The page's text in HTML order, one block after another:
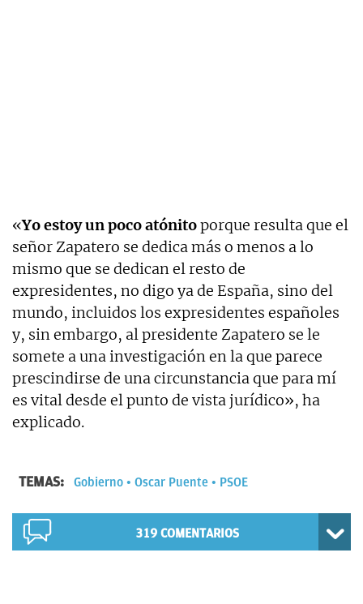
«Yo estoy un poco atónitoporque resulta que el
señor Zapatero se dedica más o menos a lo
mismo que se dedican el resto de
expresidentes, no digo ya de España, sino del
mundo, incluidos los expresidentes españoles
y, sin embargo, al presidente Zapatero se le
somete a una investigación en la que parece
prescindirse de una circunstancia que para mí
es vital desde el punto de vista jurídico», ha
explicado.
TEMAS: Gobierno Oscar Puente PSOE
319 COMENTARIOS